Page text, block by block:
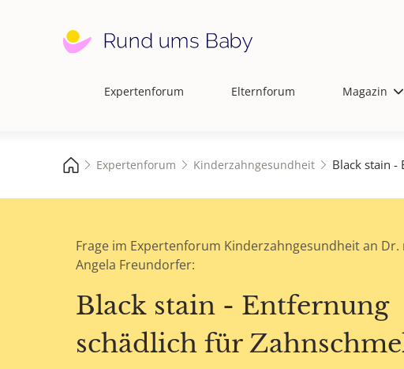
Hauptnavigation
Expertenforum Elternforum Magazin
Expertenforum Kinderzahngesundheit Black stain -
Frage im Expertenforum Kinderzahngesundheit an Dr.
Angela Freundorfer:
Black stain - Entfernung
schädlich für